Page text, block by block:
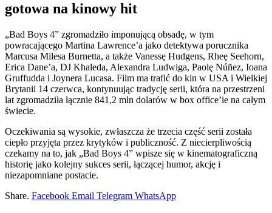
gotowa na kinowy hit
„Bad Boys 4” zgromadziło imponującą obsadę, w tym
powracającego Martina Lawrence’a jako detektywa porucznika
Marcusa Milesa Burnetta, a także Vanessę Hudgens, Rheę Seehorn,
Erica Dane’a, DJ Khaleda, Alexandra Ludwiga, Paolę Núñez, Ioana
Gruffudda i Joynera Lucasa. Film ma trafić do kin w USA i Wielkiej
Brytanii 14 czerwca, kontynuując tradycję serii, która na przestrzeni
lat zgromadziła łącznie 841,2 mln dolarów w box office’ie na całym
świecie.
Oczekiwania są wysokie, zwłaszcza że trzecia część serii została
ciepło przyjęta przez krytyków i publiczność. Z niecierpliwością
czekamy na to, jak „Bad Boys 4” wpisze się w kinematograficzną
historię jako kolejny sukces serii, łączącej humor, akcję i
niezapomniane postacie.
Share. Facebook Email Telegram WhatsApp